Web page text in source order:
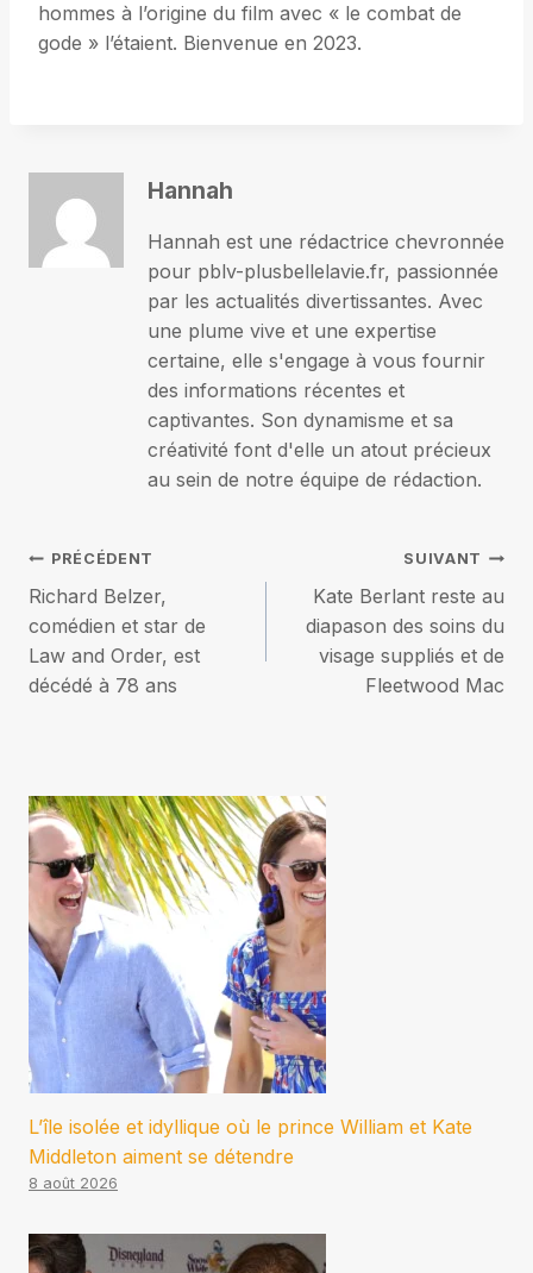
hommes à l’origine du film avec « le combat de
gode » l’étaient. Bienvenue en 2023.
Hannah
Hannah est une rédactrice chevronnée
pour pblv-plusbellelavie.fr, passionnée
par les actualités divertissantes. Avec
une plume vive et une expertise
certaine, elle s'engage à vous fournir
des informations récentes et
captivantes. Son dynamisme et sa
créativité font d'elle un atout précieux
au sein de notre équipe de rédaction.
Navigation
de
l’article
PRÉCÉDENT
Richard Belzer,
comédien et star de
Law and Order, est
décédé à 78 ans
SUIVANT
Kate Berlant reste au
diapason des soins du
visage suppliés et de
Fleetwood Mac
L’île isolée et idyllique où le prince William et Kate
Middleton aiment se détendre
8 août 2026